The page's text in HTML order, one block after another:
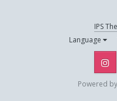
IPS
Language
Powered